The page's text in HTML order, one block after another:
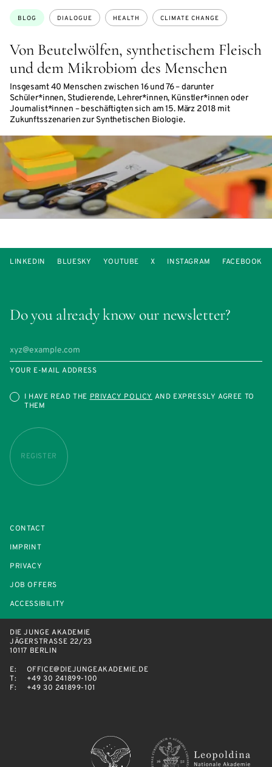
Von Beutelwölfen, synthetischem Fleisch
und dem Mikrobiom des Menschen
Insgesamt 40 Menschen zwischen 16 und 76 – darunter
Schüler*innen, Studierende, Lehrer*innen, Künstler*innen oder
Journalist*innen – beschäftigten sich am 15. März 2018 mit
Zukunftsszenarien zur Synthetischen Biologie.
Topics:
BLOG DIALOGUE HEALTH CLIMATE CHANGE
Do you already know our newsletter?
YOUR E-MAIL ADDRESS
I HAVE READ THE PRIVACY POLICY AND EXPRESSLY AGREE TO
THEM
REGISTER
LINKEDIN BLUESKY YOUTUBE X INSTAGRAM FACEBOOK
CONTACT
IMPRINT
PRIVACY
JOB OFFERS
ACCESSIBILITY
DIE JUNGE AKADEMIE
JÄGERSTRASSE 22/23
10117 BERLIN
E:
OFFICE@DIEJUNGEAKADEMIE.DE
T:
+49 30 241899-100
F:
+49 30 241899-101